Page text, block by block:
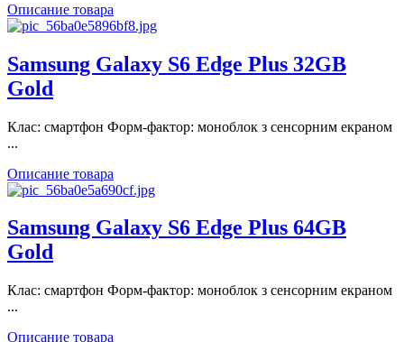
Описание товара
Samsung Galaxy S6 Edge Plus 32GB
Gold
Клас: смартфон Форм-фактор: моноблок з сенсорним екраном
...
Описание товара
Samsung Galaxy S6 Edge Plus 64GB
Gold
Клас: смартфон Форм-фактор: моноблок з сенсорним екраном
...
Описание товара